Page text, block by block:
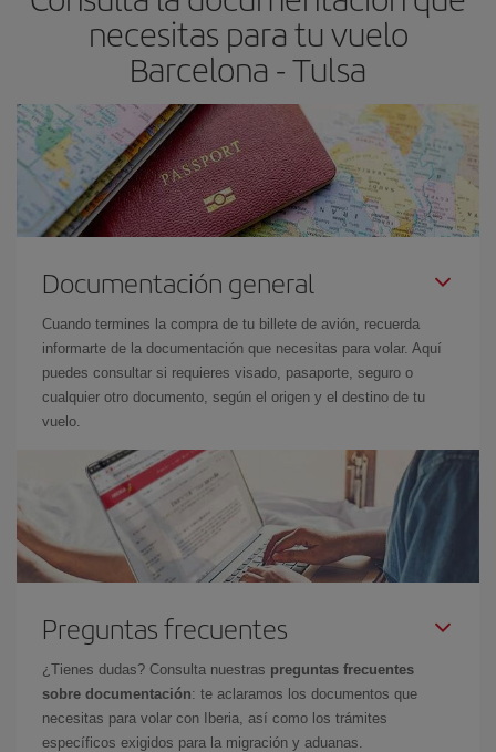
necesitas para tu vuelo
Barcelona - Tulsa
Documentación general
Cuando termines la compra de tu billete de avión, recuerda
informarte de la documentación que necesitas para volar. Aquí
puedes consultar si requieres visado, pasaporte, seguro o
cualquier otro documento, según el origen y el destino de tu
vuelo.
Preguntas frecuentes
¿Tienes dudas? Consulta nuestras preguntas frecuentes
sobre documentación: te aclaramos los documentos que
necesitas para volar con Iberia, así como los trámites
específicos exigidos para la migración y aduanas.